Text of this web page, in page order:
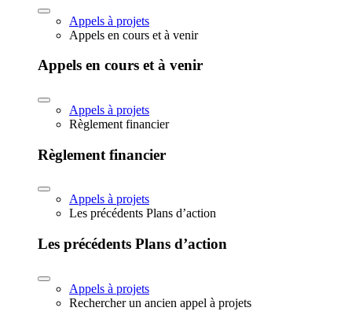
Appels à projets
Appels en cours et à venir
Appels en cours et à venir
Appels à projets
Règlement financier
Règlement financier
Appels à projets
Les précédents Plans d’action
Les précédents Plans d’action
Appels à projets
Rechercher un ancien appel à projets